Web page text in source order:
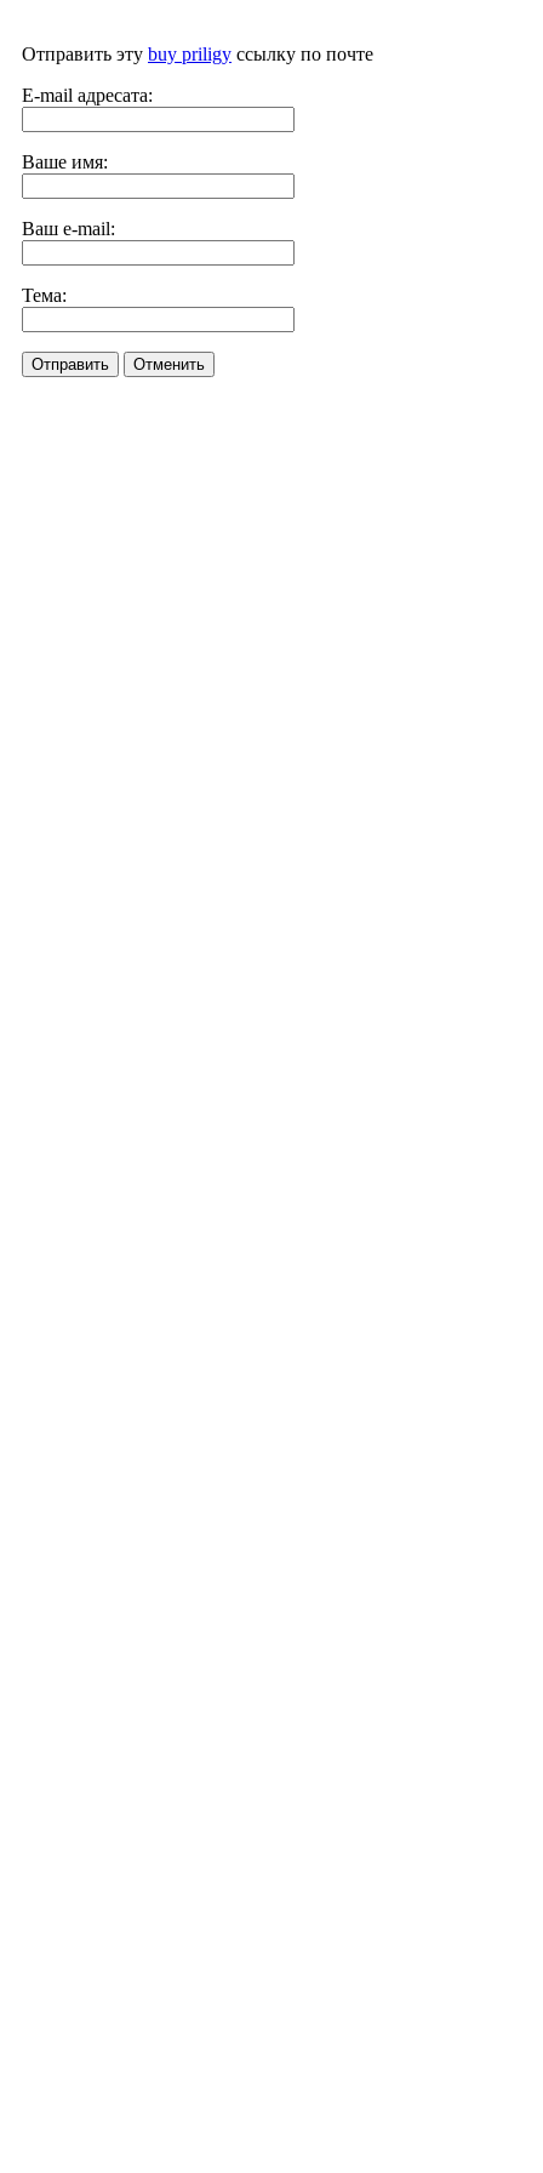
Отправить эту buy priligy ссылку по почте
E-mail адресата:
Ваше имя:
Ваш e-mail:
Тема:
Отправить Отменить